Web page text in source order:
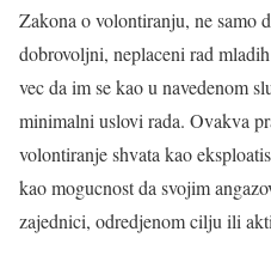
Zakona o volontiranju, ne samo
dobrovoljni, neplaceni rad
vec da im se kao u navedenom
minimalni uslovi rada. Ovakva
volontiranje shvata kao
kao mogucnost da svojim
zajednici, odredjenom cilju ili